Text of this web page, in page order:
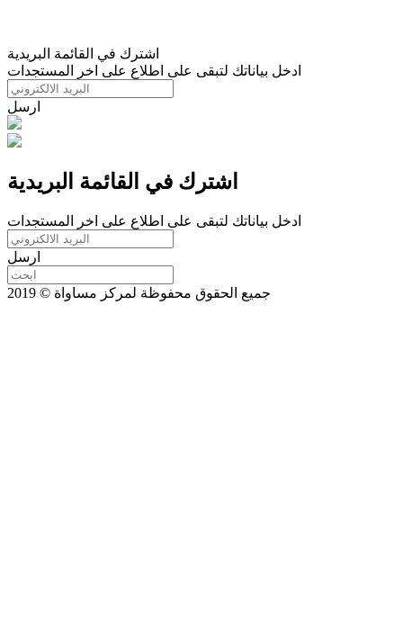
اشترك في القائمة البريدية
ادخل بياناتك لتبقى على اطلاع على اخر المستجدات
ارسل
اشترك في القائمة البريدية
ادخل بياناتك لتبقى على اطلاع على اخر المستجدات
ارسل
جميع الحقوق محفوظة لمركز مساواة © 2019